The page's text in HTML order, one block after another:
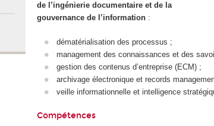
de l’ingénierie documentaire et de la
gouvernance de l’information :
dématérialisation des processus ;
management des connaissances et des
gestion des contenus d’entreprise (ECM) ;
archivage électronique et records
veille informationnelle et intelligence
Compétences